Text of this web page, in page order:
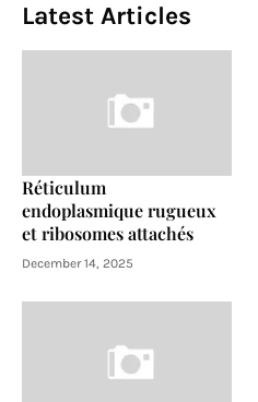
Latest Articles
Réticulum
endoplasmique rugueux
et ribosomes attachés
December 14, 2025